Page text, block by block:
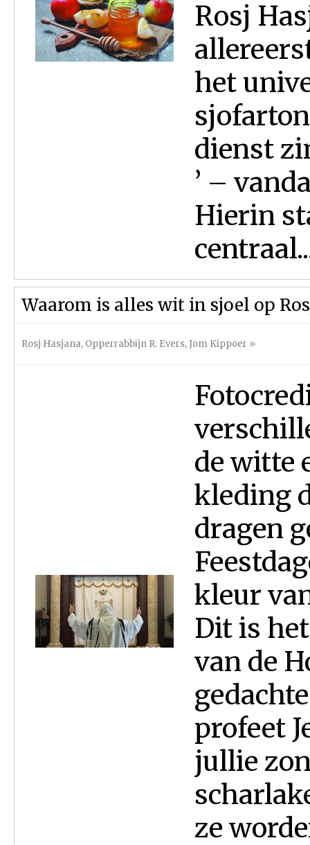
Rosj
het
dienst
’ –
Hierin
Waarom is alles wit in sjoel op
Rosj Hasjana, Opperrabbijn R. Evers, Jom Kippoer »
de witte
kleding
dragen
kleur
Dit is
van de
profeet
jullie
ze